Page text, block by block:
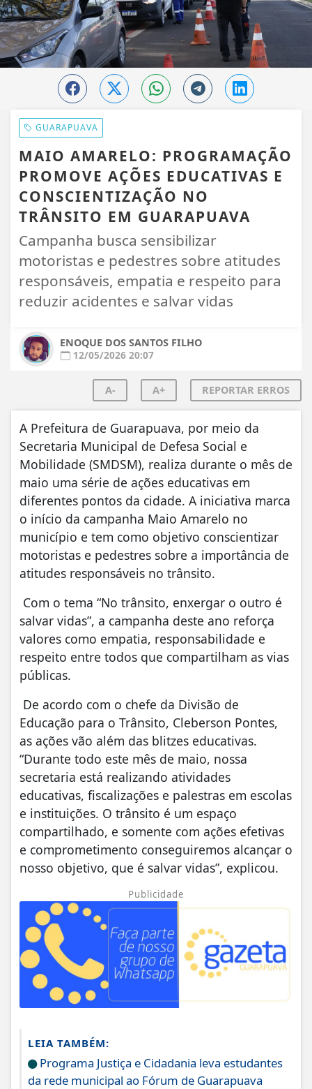
GUARAPUAVA
MAIO AMARELO: PROGRAMAÇÃO
PROMOVE AÇÕES EDUCATIVAS E
CONSCIENTIZAÇÃO NO
TRÂNSITO EM GUARAPUAVA
Campanha busca sensibilizar
motoristas e pedestres sobre atitudes
responsáveis, empatia e respeito para
reduzir acidentes e salvar vidas
ENOQUE DOS SANTOS FILHO
12/05/2026 20:07
A- A+ REPORTAR ERROS
A Prefeitura de Guarapuava, por meio da
Secretaria Municipal de Defesa Social e
Mobilidade (SMDSM), realiza durante o mês de
maio uma série de ações educativas em
diferentes pontos da cidade. A iniciativa marca
o início da campanha Maio Amarelo no
município e tem como objetivo conscientizar
motoristas e pedestres sobre a importância de
atitudes responsáveis no trânsito.
Com o tema “No trânsito, enxergar o outro é
salvar vidas”, a campanha deste ano reforça
valores como empatia, responsabilidade e
respeito entre todos que compartilham as vias
públicas.
De acordo com o chefe da Divisão de
Educação para o Trânsito, Cleberson Pontes,
as ações vão além das blitzes educativas.
“Durante todo este mês de maio, nossa
secretaria está realizando atividades
educativas, fiscalizações e palestras em escolas
e instituições. O trânsito é um espaço
compartilhado, e somente com ações efetivas
e comprometimento conseguiremos alcançar o
nosso objetivo, que é salvar vidas”, explicou.
Publicidade
LEIA TAMBÉM:
Programa Justiça e Cidadania leva estudantes
da rede municipal ao Fórum de Guarapuava